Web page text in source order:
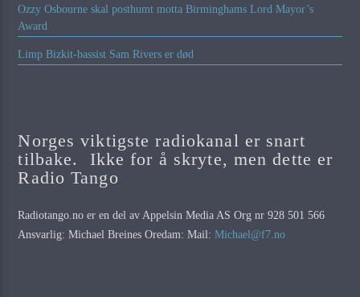
Ozzy Osbourne skal posthumt motta Birminghams Lord Mayor’s
Award
Limp Bizkit-bassist Sam Rivers er død
Norges viktigste radiokanal er snart
tilbake. Ikke for å skryte, men dette er
Radio Tango
Radiotango.no er en del av Appelsin Media AS Org nr 928 501 566
Ansvarlig: Michael Breines Oredam: Mail:Michael@f7.no